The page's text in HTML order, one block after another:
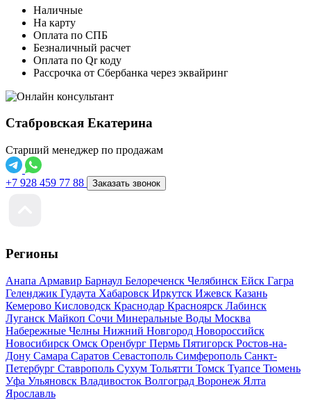
Наличные
На карту
Оплата по СПБ
Безналичный расчет
Оплата по Qr коду
Рассрочка от Сбербанка через эквайринг
Стабровская Екатерина
Старший менеджер по продажам
+7 928 459 77 88 Заказать звонок
Регионы
Анапа Армавир Барнаул Белореченск Челябинск Ейск Гагра
Геленджик Гудаута Хабаровск Иркутск Ижевск Казань
Кемерово Кисловодск Краснодар Красноярск Лабинск
Луганск Майкоп Сочи Минеральные Воды Москва
Набережные Челны Нижний Новгород Новороссийск
Новосибирск Омск Оренбург Пермь Пятигорск Ростов-на-
Дону Самара Саратов Севастополь Симферополь Санкт-
Петербург Ставрополь Сухум Тольятти Томск Туапсе Тюмень
Уфа Ульяновск Владивосток Волгоград Воронеж Ялта
Ярославль